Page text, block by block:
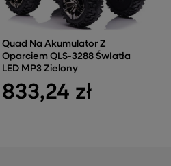
Quad Na Akumulator Z
Oparciem QLS-3288 ŚwIatła
LED MP3 Zielony
833,24 zł